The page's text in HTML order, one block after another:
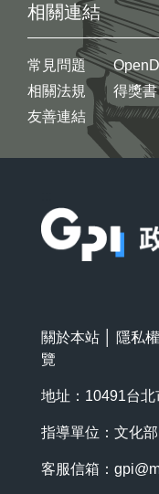
相關連結
常見問題
相關法規
友善連結
得獎
關於本站 隱私
覽
地址：10491台
指導單位：文化部
客服信箱：